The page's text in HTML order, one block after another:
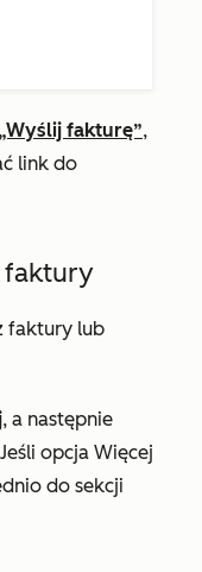
fakturę”,
link do
faktury
faktury lub
, a następnie
opcja Więcej
do sekcji